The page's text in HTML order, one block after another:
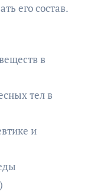
его состав.
в
тел в
и